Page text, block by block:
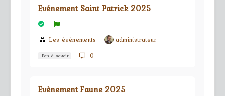
Evénement Saint Patrick 2025
Les évènements administrateur
Bon à savoir 0
Evènement Faune 2025